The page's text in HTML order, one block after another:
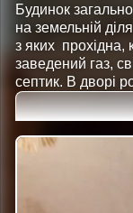
Будинок
на земельній
з яких прохідна,
заведений газ,
септик. В дворі